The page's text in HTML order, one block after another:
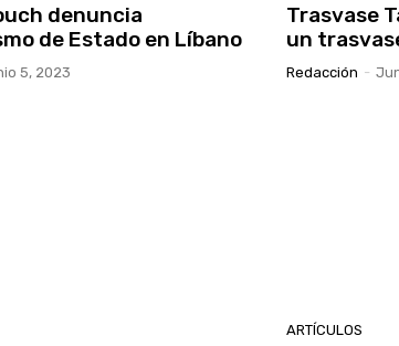
denuncia
de Estado en Líbano
5, 2023
Trasvase
un
Redacción -
ARTÍCULOS